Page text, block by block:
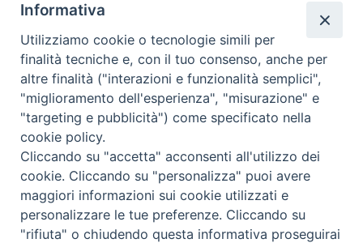
Informativa
Utilizziamo cookie o tecnologie simili per
finalità tecniche e, con il tuo consenso, anche per
altre finalità ("interazioni e funzionalità semplici",
"miglioramento dell'esperienza", "misurazione" e
"targeting e pubblicità") come specificato nella
cookie policy.
Cliccando su "accetta" acconsenti all'utilizzo dei
cookie. Cliccando su "personalizza" puoi avere
maggiori informazioni sui cookie utilizzati e
personalizzare le tue preferenze. Cliccando su
"rifiuta" o chiudendo questa informativa proseguirai